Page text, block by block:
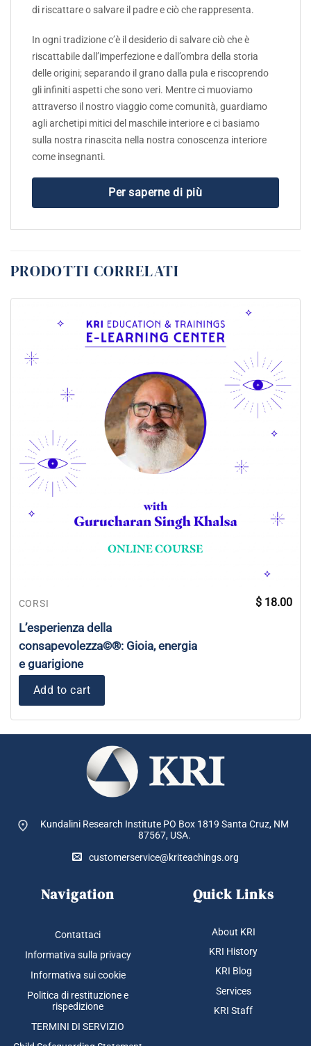
di riscattare o salvare il padre e ciò che rappresenta.
In ogni tradizione c’è il desiderio di salvare ciò che è
riscattabile dall’imperfezione e dall’ombra della storia
delle origini; separando il grano dalla pula e riscoprendo
gli infiniti aspetti che sono veri. Mentre ci muoviamo
attraverso il nostro viaggio come comunità, guardiamo
agli archetipi mitici del maschile interiore e ci basiamo
sulla nostra rinascita nella nostra conoscenza interiore
come insegnanti.
Per saperne di più
PRODOTTI CORRELATI
CORSI
L’esperienza della
consapevolezza©®: Gioia, energia
e guarigione
$ 18.00
Add to cart
Kundalini Research Institute PO Box 1819 Santa Cruz, NM
87567, USA.
customerservice@kriteachings.org
Navigation
Contattaci
Informativa sulla privacy
Informativa sui cookie
Politica di restituzione e
rispedizione
TERMINI DI SERVIZIO
Quick Links
About KRI
KRI History
KRI Blog
Services
KRI Staff